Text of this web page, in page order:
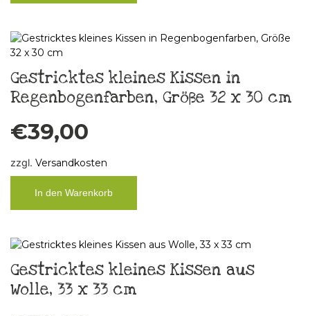
Gestricktes kleines Kissen in
Regenbogenfarben, Größe 32 x 30 cm
€39,00
zzgl. Versandkosten
In den Warenkorb
Gestricktes kleines Kissen aus
Wolle, 33 x 33 cm